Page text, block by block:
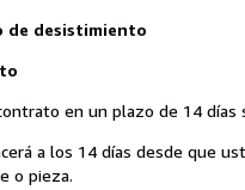
de desistimiento
en un plazo de 14 días
a los 14 días desde que
o pieza.